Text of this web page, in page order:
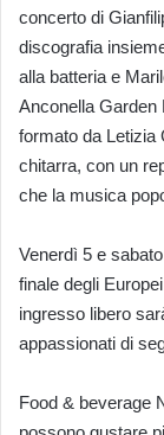
concerto di
discografia
alla batteria e
Anconella Garden
formato da Letizia
chitarra, con un
che la musica
Venerdì 5 e
finale degli
ingresso libero
appassionati di
Food & beverage